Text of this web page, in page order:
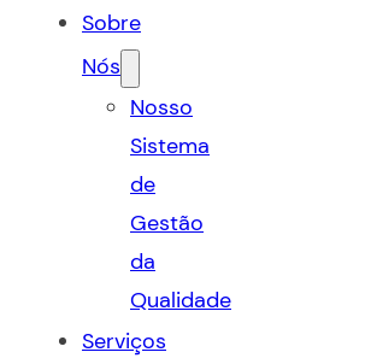
Sobre
Nós
Nosso
Sistema
de
Gestão
da
Qualidade
Serviços